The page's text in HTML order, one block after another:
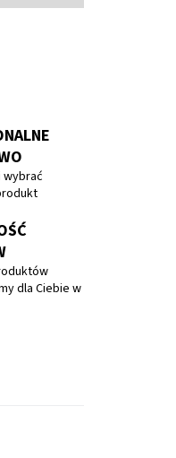
wybrać
dla Ciebie w